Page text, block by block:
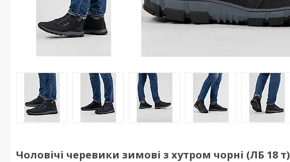
Чоловічі черевики зимові з хутром чорні (ЛБ 18 т)